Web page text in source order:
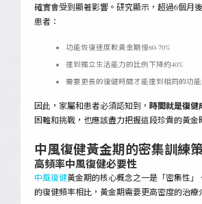
確實會受到顯著影響。研究顯示，超過6個月
患者：
功能恢復速度較黃金期慢60-70%
達到獨立生活能力的比例下降約40%
需要更長的復健時間才能達到相同的功
因此，家屬和患者必須認知到， 時間就是復健
困難和挑戰，也應該盡力把握這段珍貴的黃金
中風復健黃金期的密集訓練
高頻率中風復健必要性
中風復健黃金期的核心概念之一是「密集性」
的復健頻率相比，黃金期需要更高密度的治療